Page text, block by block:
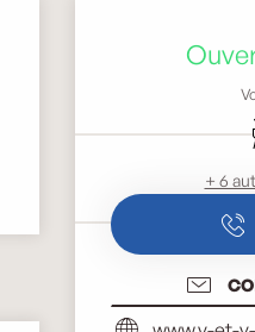
+ 6